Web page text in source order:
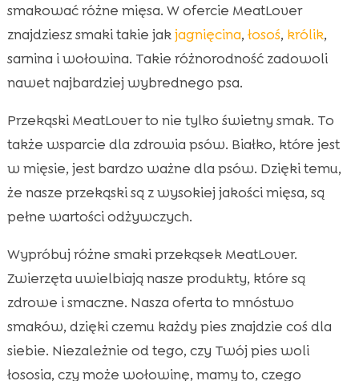
smakować różne mięsa. W ofercie MeatLover
znajdziesz smaki takie jakjagnięcina, łosoś, królik,
sarnina i wołowina. Takie różnorodność zadowoli
nawet najbardziej wybrednego psa.
Przekąski MeatLover to nie tylko świetny smak. To
także wsparcie dla zdrowia psów. Białko, które jest
w mięsie, jest bardzo ważne dla psów. Dzięki temu,
że nasze przekąski są z wysokiej jakości mięsa, są
pełne wartości odżywczych.
Wypróbuj różne smaki przekąsek MeatLover.
Zwierzęta uwielbiają nasze produkty, które są
zdrowe i smaczne. Nasza oferta to mnóstwo
smaków, dzięki czemu każdy pies znajdzie coś dla
siebie. Niezależnie od tego, czy Twój pies woli
łososia, czy może wołowinę, mamy to, czego